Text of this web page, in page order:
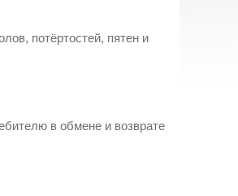
потёртостей, пятен и
в обмене и возврате